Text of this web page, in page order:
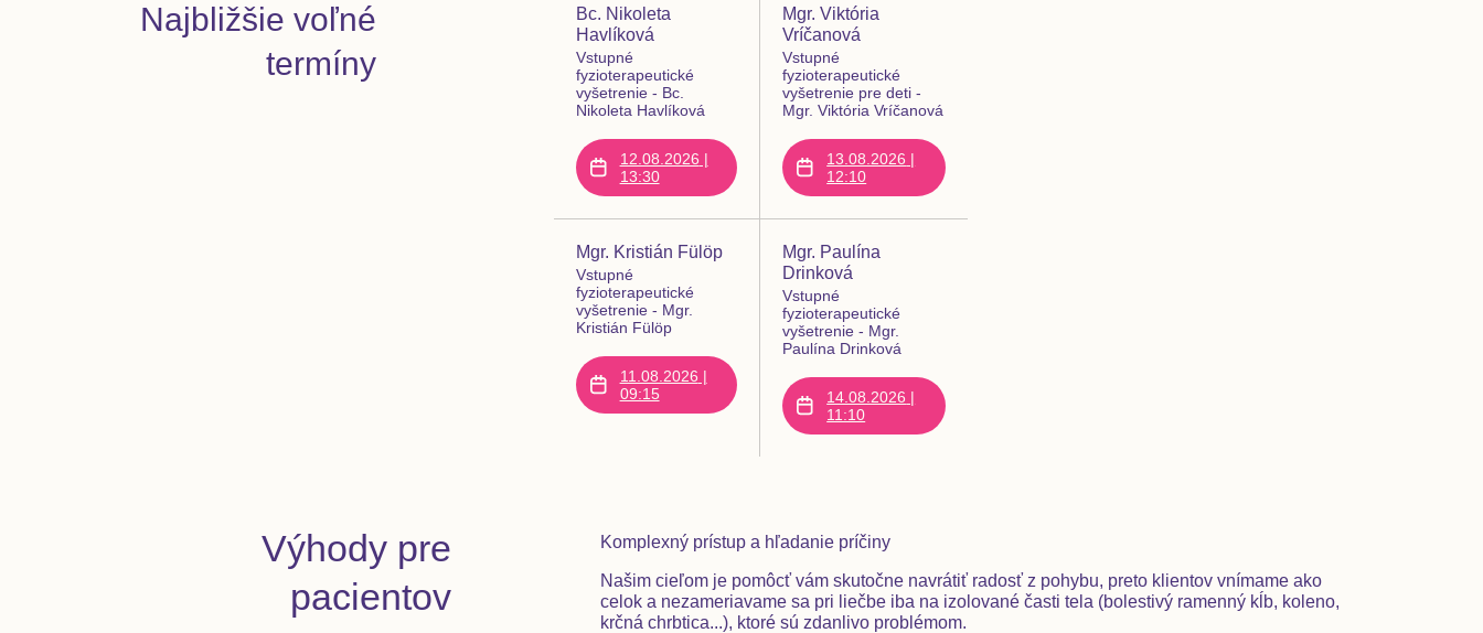
Najbližšie voľné
termíny
Bc. Nikoleta
Havlíková
Vstupné
fyzioterapeutické
vyšetrenie - Bc.
Nikoleta Havlíková
12.08.2026 |
13:30
Mgr. Viktória
Vríčanová
Vstupné
fyzioterapeutické
vyšetrenie pre deti -
Mgr. Viktória Vríčanová
13.08.2026 |
12:10
Mgr. Kristián Fülöp
Vstupné
fyzioterapeutické
vyšetrenie - Mgr.
Kristián Fülöp
11.08.2026 |
09:15
Mgr. Paulína
Drinková
Vstupné
fyzioterapeutické
vyšetrenie - Mgr.
Paulína Drinková
14.08.2026 |
11:10
Výhody pre
pacientov
Komplexný prístup a hľadanie príčiny
Našim cieľom je pomôcť vám skutočne navrátiť radosť z pohybu, preto klientov vnímame ako
celok a nezameriavame sa pri liečbe iba na izolované časti tela (bolestivý ramenný kĺb, koleno,
krčná chrbtica...), ktoré sú zdanlivo problémom.